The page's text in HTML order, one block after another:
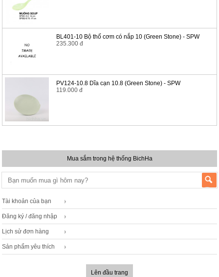
BL401-10 Bộ thố cơm có nắp 10 (Green Stone) - SPW
235.300 đ
PV124-10.8 Dĩa cạn 10.8 (Green Stone) - SPW
119.000 đ
Mua sắm trong hệ thống BichHa
Tài khoản của bạn
Đăng ký / đăng nhập
Lịch sử đơn hàng
Sản phẩm yêu thích
Lên đầu trang